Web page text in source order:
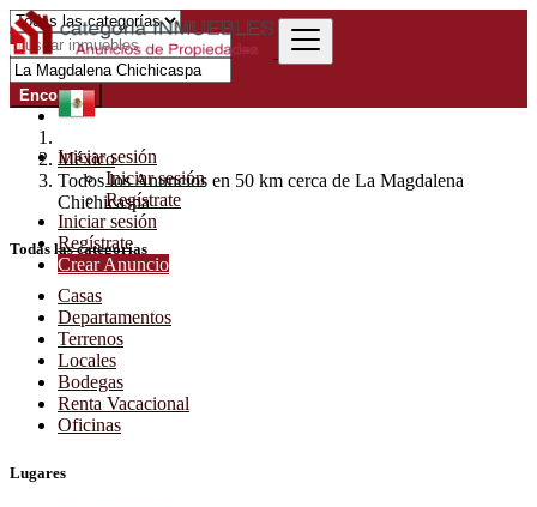
Iniciar sesión
Iniciar sesión
Regístrate
Iniciar sesión
Regístrate
Crear Anuncio
Encontrar
México
Todos los Anuncios en 50 km cerca de La Magdalena
Chichicaspa
Todas las categorías
Casas
Departamentos
Terrenos
Locales
Bodegas
Renta Vacacional
Oficinas
Lugares